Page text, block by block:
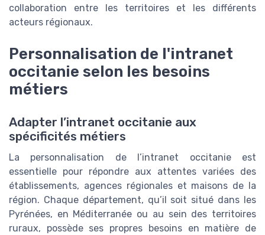
collaboration entre les territoires et les différents
acteurs régionaux.
Personnalisation de l'intranet
occitanie selon les besoins
métiers
Adapter l’intranet occitanie aux
spécificités métiers
La personnalisation de l’intranet occitanie est
essentielle pour répondre aux attentes variées des
établissements, agences régionales et maisons de la
région. Chaque département, qu’il soit situé dans les
Pyrénées, en Méditerranée ou au sein des territoires
ruraux, possède ses propres besoins en matière de